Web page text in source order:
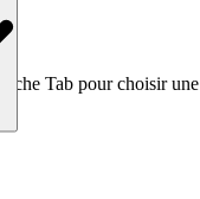
Tab pour choisir une